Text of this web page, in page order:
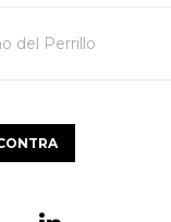
del Perrillo